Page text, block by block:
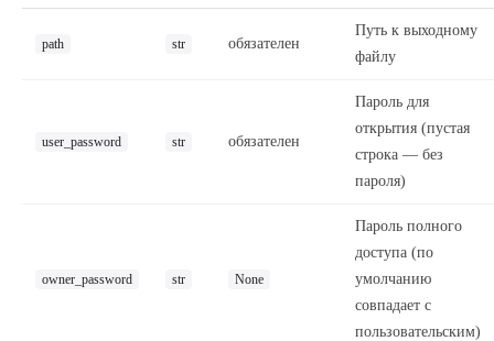
path str обязателен
Путь к выходному
файлу
user_password str обязателен
Пароль для
открытия (пустая
строка — без
пароля)
owner_password str None
Пароль полного
доступа (по
умолчанию
совпадает с
пользовательским)